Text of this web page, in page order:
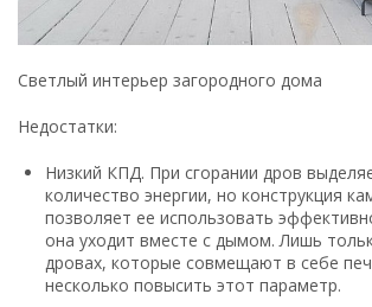
Светлый интерьер загородного дома
Недостатки:
Низкий КПД. При сгорании дров
количество энергии, но конструкция
позволяет ее использовать
она уходит вместе с дымом. Лишь
дровах, которые совмещают в себе
несколько повысить этот параметр.